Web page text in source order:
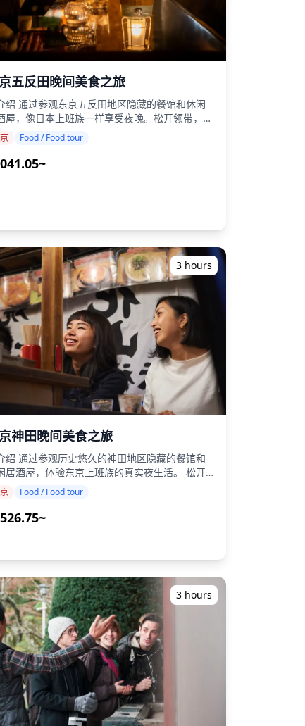
(1)重新安排日期和时间，(2)更改地点，或(3)取
。 ![]
assets.hldycdn.com/experiences/
assets.hldycdn.com/experiences/
assets.hldycdn.com/experiences/
assets.hldycdn.com/experiences/
assets.hldycdn.com/experiences/
assets.hldycdn.com/experiences/
五反田晚间美食之旅
通过参观东京五反田地区隐藏的餐馆和休闲
屋，像日本上班族一样享受夜晚。松开领带，喝
会享用美食、饮品和社
动。何不加入著名的东京上班族，尝试深受喜爱
本美食，如"御好烧"（日式煎饼）、"火锅"、"生
・在热门酒吧和居酒屋尝试当地菜肴和清酒 ・
导游那里了解历史背景和趣闻 ◆包含 ・5个提
地和季节性食物的美食站 ・包含一杯饮料 ・导
或食物 ◆行程 ・集合点：五反田站西口
将简要介绍五反田并促进参与者相互认识。 ・
烤鸡肉串专卖店 在受欢迎的当地餐厅享用炭烤
田TOC区域夜景漫步 探索复古的昭
代景观和新装修的区域。 ・日本酒吧体验，品
地菜肴和清酒 品尝独特的当地菜肴，享受当地
的清酒。 在时尚的五反田咖啡馆或休息室放
用甜点或精酿啤酒。 ・结束（五反田站） 行
束时，提供有关纪念品和附近可探索的额外景点
・需要2人或以上预订。 ・步
离适中。 ・不推荐素食者或需要无麸质饮食的
加。 ・仅限20岁及以上成人参加。 ・い。 ・如
有任何饮食限制，请在预订时告知我们。 ![]
assets.hldycdn.com/experiences/
assets.hldycdn.com/experiences/
assets.hldycdn.com/experiences/
assets.hldycdn.com/experiences/
assets.hldycdn.com/experiences/
Food / Food tour
3 hours
神田晚间美食之旅
通过参观历史悠久的神田地区隐藏的餐馆和
居酒屋，体验东京上班族的真实夜生活。 松开
，享用一杯，沉浸在充满活力的当地文化中。
以其复古魅力和活跃氛围而闻名，是下班后放松
心，提供各种美味菜肴，如"烤鸡肉串"、"关东
联系的有趣故事 ◆包含 ・5个提供当地和季
物的美食站 ・包含一杯饮料 ・导游 ◆不包含
店接送服务 ・小费 ・交通费用 ・额外的饮料或
口 导游将简要介
并促进参与者相互认识。 ・参观烤鸡肉串专
在历史悠久的当地餐厅享用美味的炭烤鸡肉
的夜晚。 ・神田复古街道夜间漫步 漫步
满居酒屋和酒吧的复古街道上，探索具有历史魅
点，如隐藏在该地区的寺庙或神社。 ・品尝
的当地居酒屋体验 享用经典居酒屋菜肴，如关
Food / Food tour
3 hours